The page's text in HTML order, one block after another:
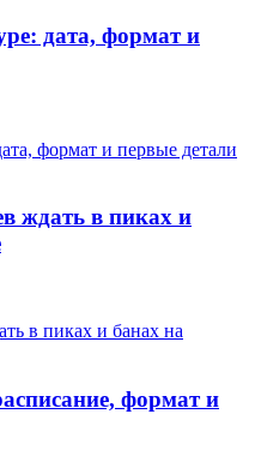
дата, формат и
ждать в пиках и
формат и